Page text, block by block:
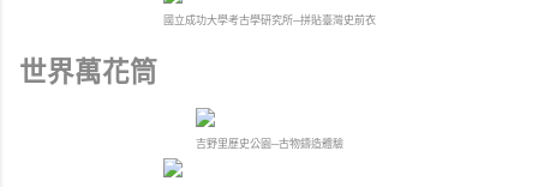
國立成功大學考古學研究所─拼貼臺灣史前衣
世界萬花筒
吉野里歷史公園─古物鑄造體驗